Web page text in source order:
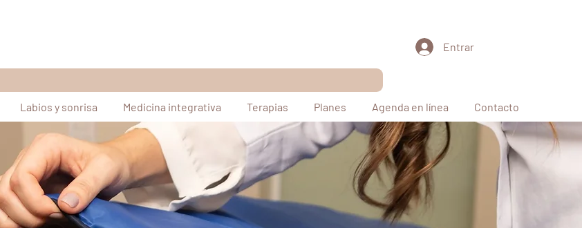
Entrar
Labios y sonrisa Medicina integrativa Terapias Planes Agenda en línea Contacto